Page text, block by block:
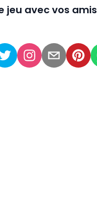
jeu avec vos amis